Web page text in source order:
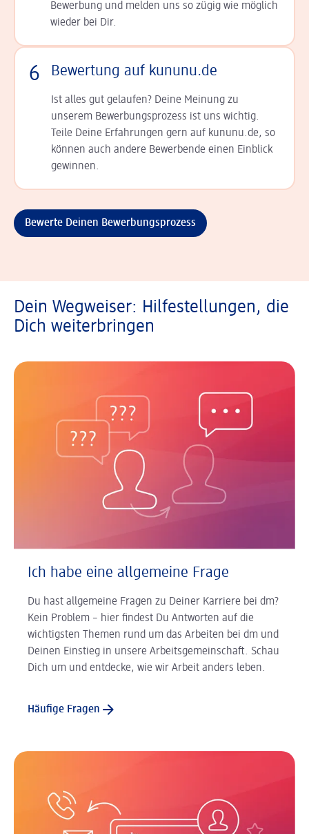
Bewerbung und melden uns so zügig wie möglich
wieder bei Dir.
6 Bewertung auf kununu.de
Ist alles gut gelaufen? Deine Meinung zu
unserem Bewerbungsprozess ist uns wichtig.
Teile Deine Erfahrungen gern auf kununu.de, so
können auch andere Bewerbende einen Einblick
gewinnen.
Bewerte Deinen Bewerbungsprozess
Dein Wegweiser: Hilfestellungen, die
Dich weiterbringen
Ich habe eine allgemeine Frage
Du hast allgemeine Fragen zu Deiner Karriere bei dm?
Kein Problem – hier findest Du Antworten auf die
wichtigsten Themen rund um das Arbeiten bei dm und
Deinen Einstieg in unsere Arbeitsgemeinschaft. Schau
Dich um und entdecke, wie wir Arbeit anders leben.
Häufige Fragen